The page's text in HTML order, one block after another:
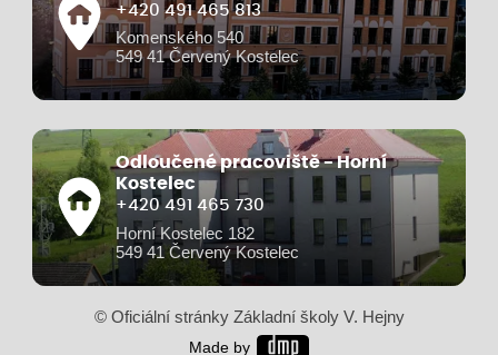
+420 491 465 813
Komenského 540
549 41 Červený Kostelec
Odloučené pracoviště - Horní
Kostelec
+420 491 465 730
Horní Kostelec 182
549 41 Červený Kostelec
© Oficiální stránky Základní školy V. Hejny
Made by